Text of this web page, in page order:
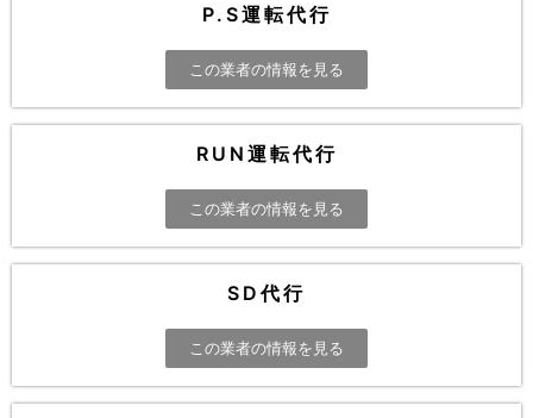
P.S運転代行
この業者の情報を見る
RUN運転代行
この業者の情報を見る
SD代行
この業者の情報を見る